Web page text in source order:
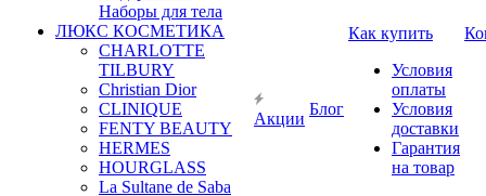
Наборы для тела
ЛЮКС КОСМЕТИКА
CHARLOTTE
TILBURY
Christian Dior
CLINIQUE
FENTY BEAUTY
HERMES
HOURGLASS
La Sultane de Saba
Акции
Блог
Как купить
Условия
оплаты
Условия
доставки
Гарантия
на товар